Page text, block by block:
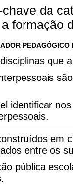
chave da
formação
que
identificar
em
entre os
pública